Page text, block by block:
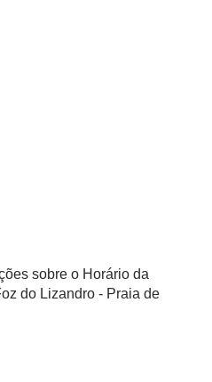
sobre o Horário da
do Lizandro - Praia de